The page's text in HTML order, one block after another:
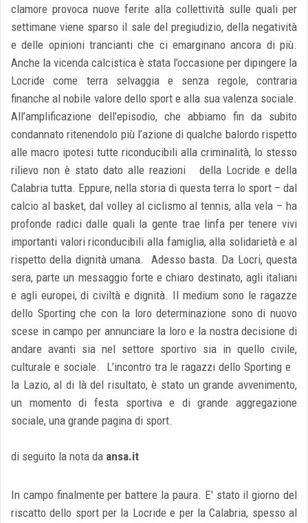
clamore provoca nuove ferite alla collettività sulle quali per
settimane viene sparso il sale del pregiudizio, della negatività
e delle opinioni trancianti che ci emarginano ancora di più.
Anche la vicenda calcistica è stata l’occasione per dipingere la
Locride come terra selvaggia e senza regole, contraria
finanche al nobile valore dello sport e alla sua valenza sociale.
All’amplificazione dell’episodio, che abbiamo fin da subito
condannato ritenendolo più l’azione di qualche balordo rispetto
alle macro ipotesi tutte riconducibili alla criminalità, lo stesso
rilievo non è stato dato alle reazioni della Locride e della
Calabria tutta. Eppure, nella storia di questa terra lo sport – dal
calcio al basket, dal volley al ciclismo al tennis, alla vela – ha
profonde radici dalle quali la gente trae linfa per tenere vivi
importanti valori riconducibili alla famiglia, alla solidarietà e al
rispetto della dignità umana. Adesso basta. Da Locri, questa
sera, parte un messaggio forte e chiaro destinato, agli italiani
e agli europei, di civiltà e dignità. Il medium sono le ragazze
dello Sporting che con la loro determinazione sono di nuovo
scese in campo per annunciare la loro e la nostra decisione di
andare avanti sia nel settore sportivo sia in quello civile,
culturale e sociale. L’incontro tra le ragazzi dello Sporting e
la Lazio, al di là del risultato, è stato un grande avvenimento,
un momento di festa sportiva e di grande aggregazione
sociale, una grande pagina di sport.
di seguito la nota da ansa.it
In campo finalmente per battere la paura. E' stato il giorno del
riscatto dello sport per la Locride e per la Calabria, spesso al